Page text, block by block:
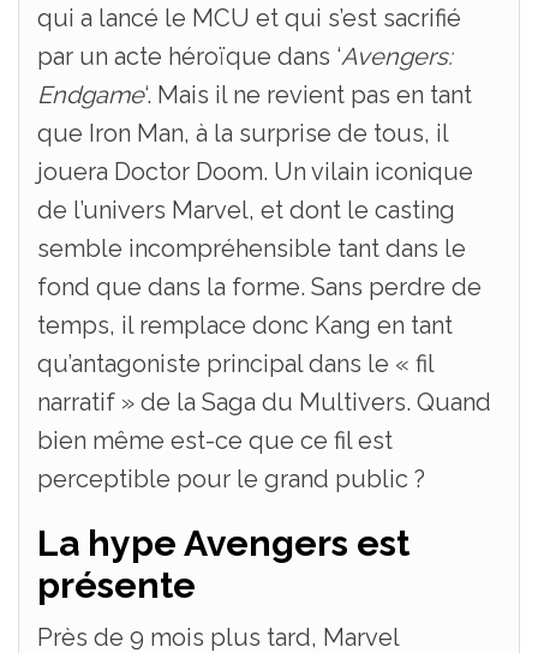
qui a lancé le MCU et qui s’est sacrifié
par un acte héroïque dans ‘Avengers:
Endgame‘. Mais il ne revient pas en tant
que Iron Man, à la surprise de tous, il
jouera Doctor Doom. Un vilain iconique
de l’univers Marvel, et dont le casting
semble incompréhensible tant dans le
fond que dans la forme. Sans perdre de
temps, il remplace donc Kang en tant
qu’antagoniste principal dans le « fil
narratif » de la Saga du Multivers. Quand
bien même est-ce que ce fil est
perceptible pour le grand public ?
La hype Avengers est
présente
Près de 9 mois plus tard, Marvel